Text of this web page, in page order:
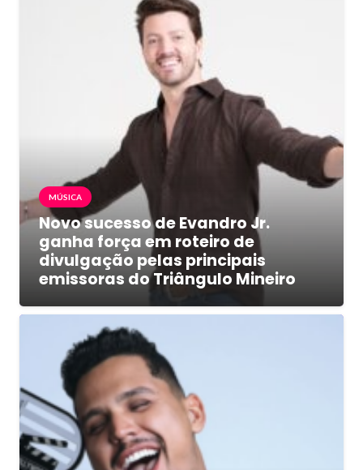
MÚSICA
Novo sucesso de Evandro Jr.
ganha força em roteiro de
divulgação pelas principais
emissoras do Triângulo Mineiro